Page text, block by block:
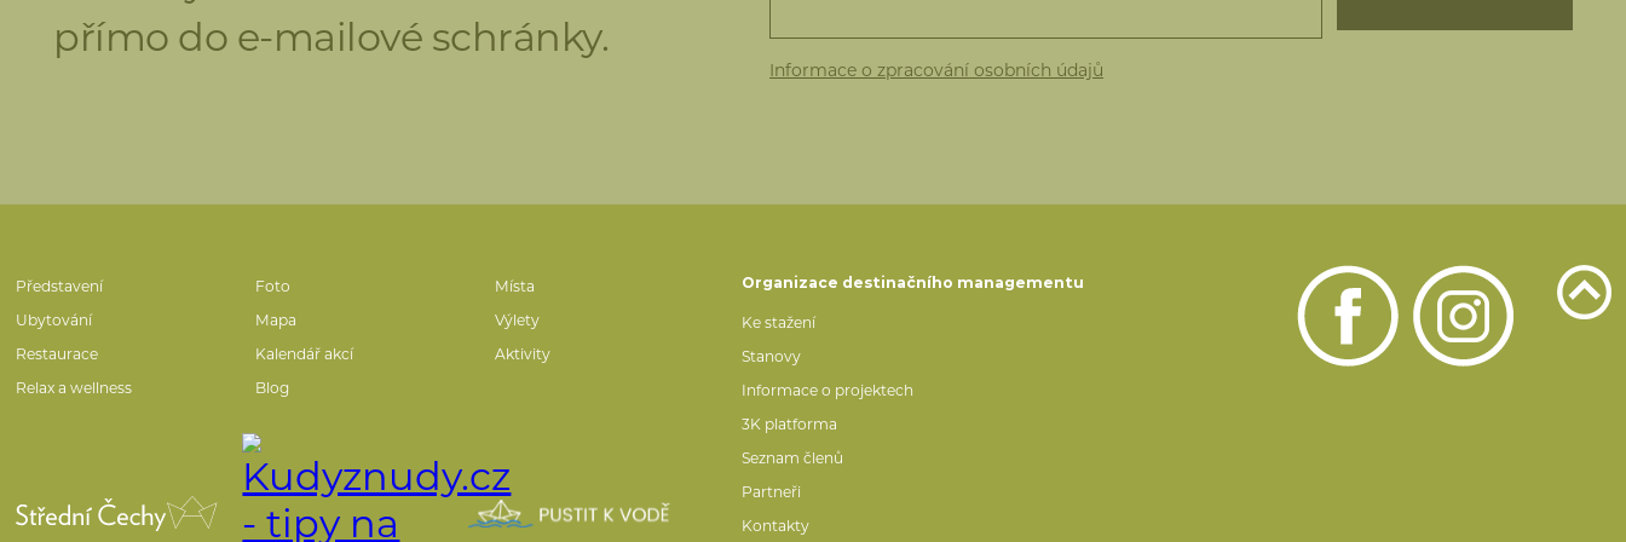
přímo do e-mailové schránky.
Informace o zpracování osobních údajů
Představení Foto
Místa
Ubytování
Mapa
Výlety
Restaurace
Kalendář akcí
Aktivity
Relax a wellness
Blog
Organizace destinačního managementu
Ke stažení
Stanovy
Informace o projektech
3K platforma
Seznam členů
Partneři
Kontakty